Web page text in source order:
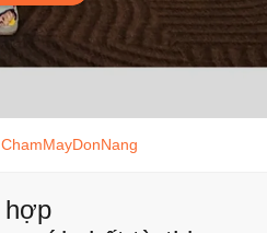
ChamMayDonNang
hợp